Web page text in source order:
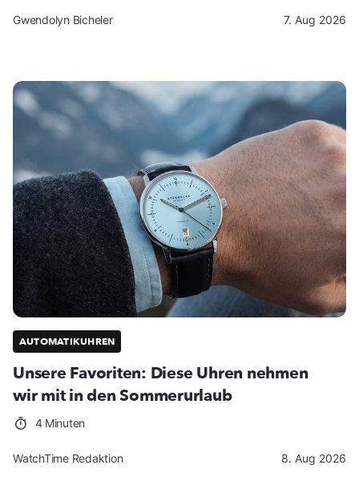
Gwendolyn Bicheler 7. Aug 2026
AUTOMATIKUHREN
Unsere Favoriten: Diese Uhren nehmen
wir mit in den Sommerurlaub
4 Minuten
WatchTime Redaktion 8. Aug 2026